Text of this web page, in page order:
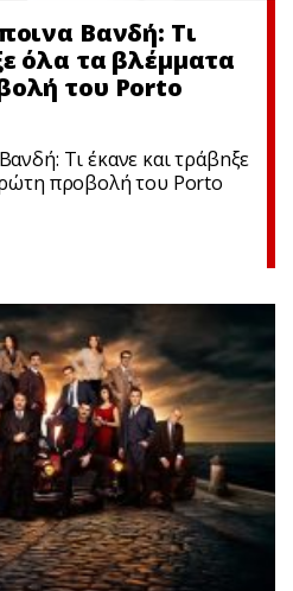
Βανδή: Τι
όλα τα βλέμματα
του Porto
Τι έκανε και τράβnξε
προβολή του Porto